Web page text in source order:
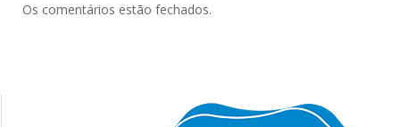
Os comentários estão fechados.